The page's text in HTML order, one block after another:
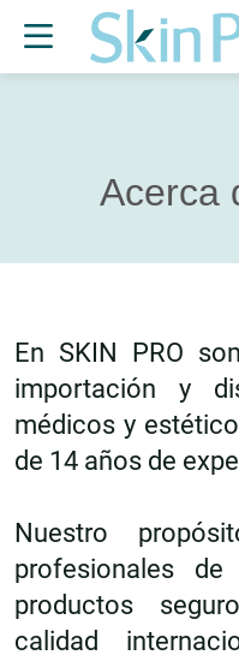
Acerca
En SKIN PRO
importación y
médicos y
de 14 años de
Nuestro
profesionales
productos
calidad